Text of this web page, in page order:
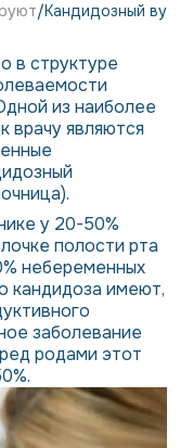
Кандидозный
в структуре
из наиболее
врачу являются
у 20-50%
полости рта
небеременных
кандидоза имеют,
заболевание
родами этот